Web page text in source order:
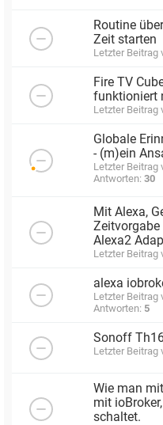
Routine
Zeit starten
Letzter Beitrag
Fire TV
funktioniert
Letzter Beitrag
Globale
- (m)ein
Letzter Beitrag
Antworten: 30
Mit Alexa,
Zeitvorgabe
Alexa2
Letzter Beitrag
alexa
Letzter Beitrag
Antworten: 5
Sonoff
Letzter Beitrag
Wie man
mit
schaltet.